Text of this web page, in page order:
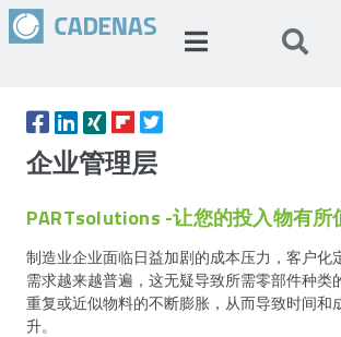
企业管理层
PARTsolutions -让您的投入物有所
制造业企业面临日益加剧的成本压力，客户化
需求越来越普遍，这无疑导致所需零部件种类
重复或近似物料的不断膨胀，从而导致时间和
升。